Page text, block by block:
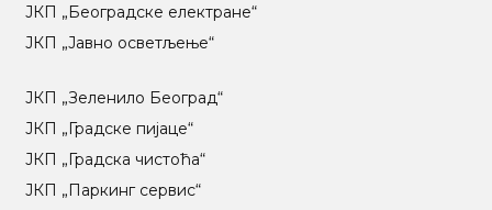
ЈКП „Београдске електране“
ЈКП „Јавно осветљење“
ЈКП „Зеленило Београд“
ЈКП „Градске пијаце“
ЈКП „Градска чистоћа“
ЈКП „Паркинг сервис“